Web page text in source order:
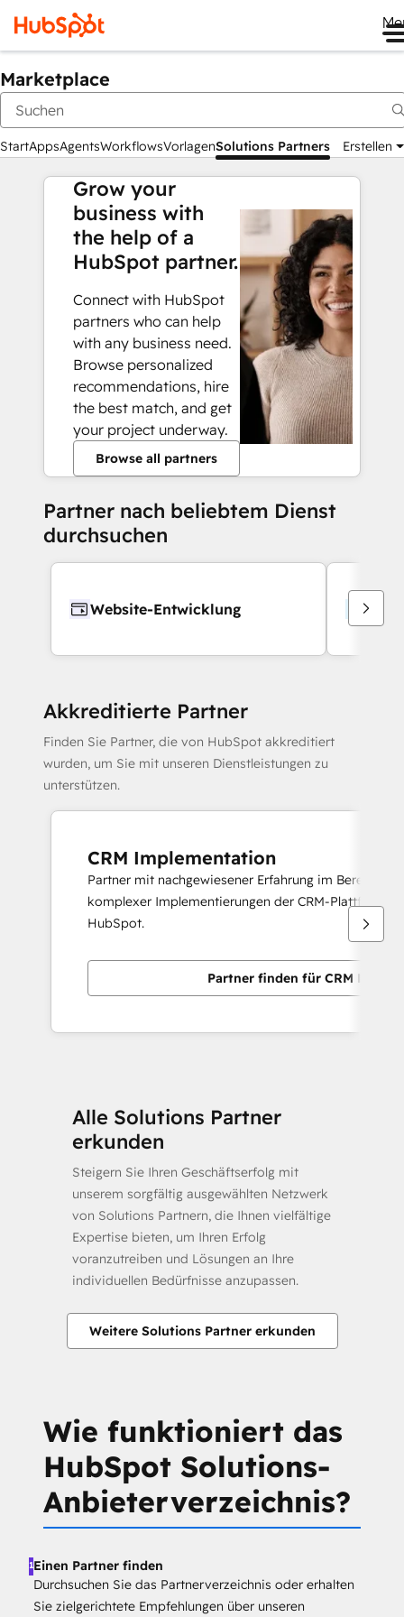
Marketplace
StartAppsAgentsWorkflowsVorlagenSolutions Partners Erstellen
Grow your
business with
the help of a
HubSpot partner.
Connect with HubSpot
partners who can help
with any business need.
Browse personalized
recommendations, hire
the best match, and get
your project underway.
Browse all partners
Partner nach beliebtem Dienst
durchsuchen
Website-Entwicklung
Akkreditierte Partner
Finden Sie Partner, die von HubSpot akkreditiert
wurden, um Sie mit unseren Dienstleistungen zu
unterstützen.
CRM Implementation
Partner mit nachgewiesener Erfahrung im
komplexer Implementierungen der CRM-Plattform
HubSpot.
Partner finden für CRM
Alle Solutions Partner
erkunden
Steigern Sie Ihren Geschäftserfolg mit
unserem sorgfältig ausgewählten Netzwerk
von Solutions Partnern, die Ihnen vielfältige
Expertise bieten, um Ihren Erfolg
voranzutreiben und Lösungen an Ihre
individuellen Bedürfnisse anzupassen.
Weitere Solutions Partner erkunden
Wie funktioniert das
HubSpot Solutions-
Anbieterverzeichnis?
1Einen Partner finden
Durchsuchen Sie das Partnerverzeichnis oder erhalten
Sie zielgerichtete Empfehlungen über unseren